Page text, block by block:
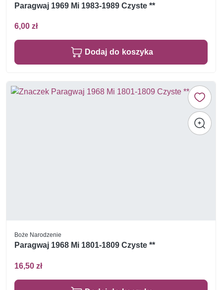
Paragwaj 1969 Mi 1983-1989 Czyste **
6,00 zł
Dodaj do koszyka
Boże Narodzenie
Paragwaj 1968 Mi 1801-1809 Czyste **
16,50 zł